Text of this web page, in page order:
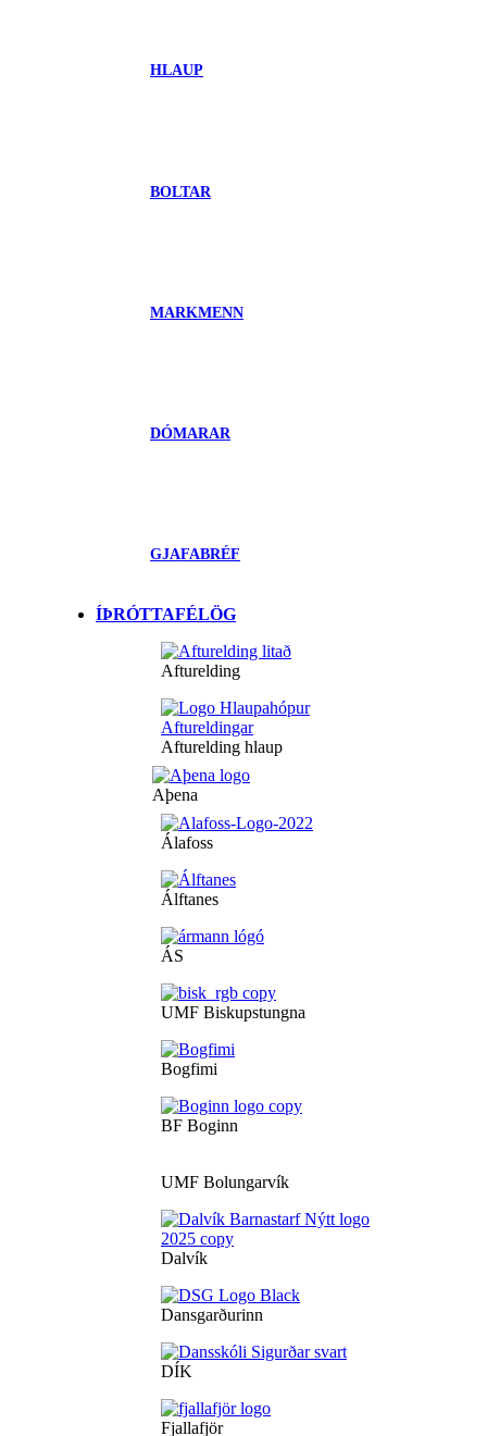
HLAUP
BOLTAR
MARKMENN
DÓMARAR
GJAFABRÉF
ÍÞRÓTTAFÉLÖG
Afturelding
Afturelding hlaup
Aþena
Álafoss
Álftanes
ÁS
UMF Biskupstungna
Bogfimi
BF Boginn
UMF Bolungarvík
Dalvík
Dansgarðurinn
DÍK
Fjallafjör